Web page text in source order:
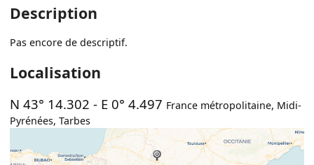
Description
Pas encore de descriptif.
Localisation
N 43° 14.302 - E 0° 4.497 France métropolitaine, Midi-
Pyrénées,Tarbes